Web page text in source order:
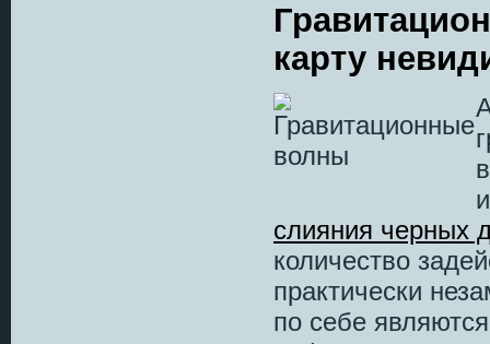
карту
слияния черных
количество
практически
по себе